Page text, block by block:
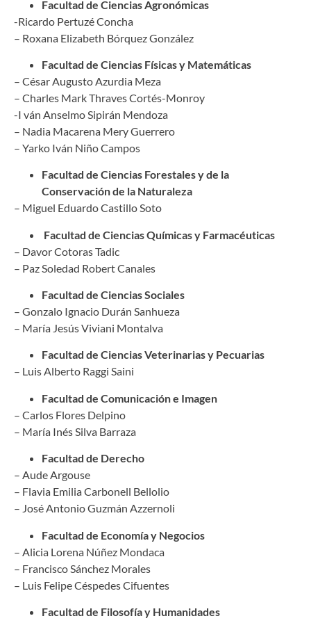
Facultad de Ciencias Agronómicas
-Ricardo Pertuzé Concha
– Roxana Elizabeth Bórquez González
Facultad de Ciencias Físicas y Matemáticas
– César Augusto Azurdia Meza
– Charles Mark Thraves Cortés-Monroy
-I ván Anselmo Sipirán Mendoza
– Nadia Macarena Mery Guerrero
– Yarko Iván Niño Campos
Facultad de Ciencias Forestales y de la
Conservación de la Naturaleza
– Miguel Eduardo Castillo Soto
Facultad de Ciencias Químicas y Farmacéuticas
– Davor Cotoras Tadic
– Paz Soledad Robert Canales
Facultad de Ciencias Sociales
– Gonzalo Ignacio Durán Sanhueza
– María Jesús Viviani Montalva
Facultad de Ciencias Veterinarias y Pecuarias
– Luis Alberto Raggi Saini
Facultad de Comunicación e Imagen
– Carlos Flores Delpino
– María Inés Silva Barraza
Facultad de Derecho
– Aude Argouse
– Flavia Emilia Carbonell Bellolio
– José Antonio Guzmán Azzernoli
Facultad de Economía y Negocios
– Alicia Lorena Núñez Mondaca
– Francisco Sánchez Morales
– Luis Felipe Céspedes Cifuentes
Facultad de Filosofía y Humanidades